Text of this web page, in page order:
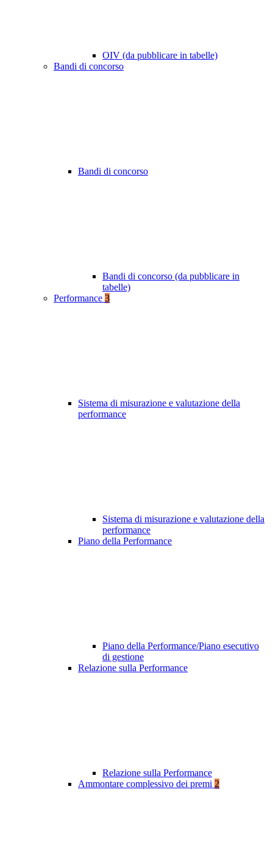
OIV (da pubblicare in tabelle)
Bandi di concorso
Bandi di concorso
Bandi di concorso (da pubblicare in
tabelle)
Performance 3
Sistema di misurazione e valutazione della
performance
Sistema di misurazione e valutazione della
performance
Piano della Performance
Piano della Performance/Piano esecutivo
di gestione
Relazione sulla Performance
Relazione sulla Performance
Ammontare complessivo dei premi 2